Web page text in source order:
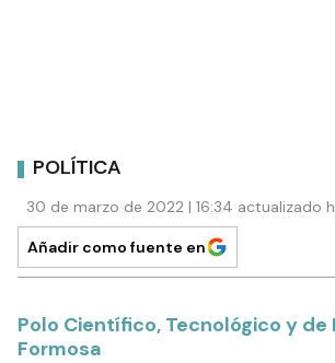
POLÍTICA
30 de marzo de 2022 | 16:34 actualizado
Añadir como fuente en
Polo Científico, Tecnológico y de
Formosa